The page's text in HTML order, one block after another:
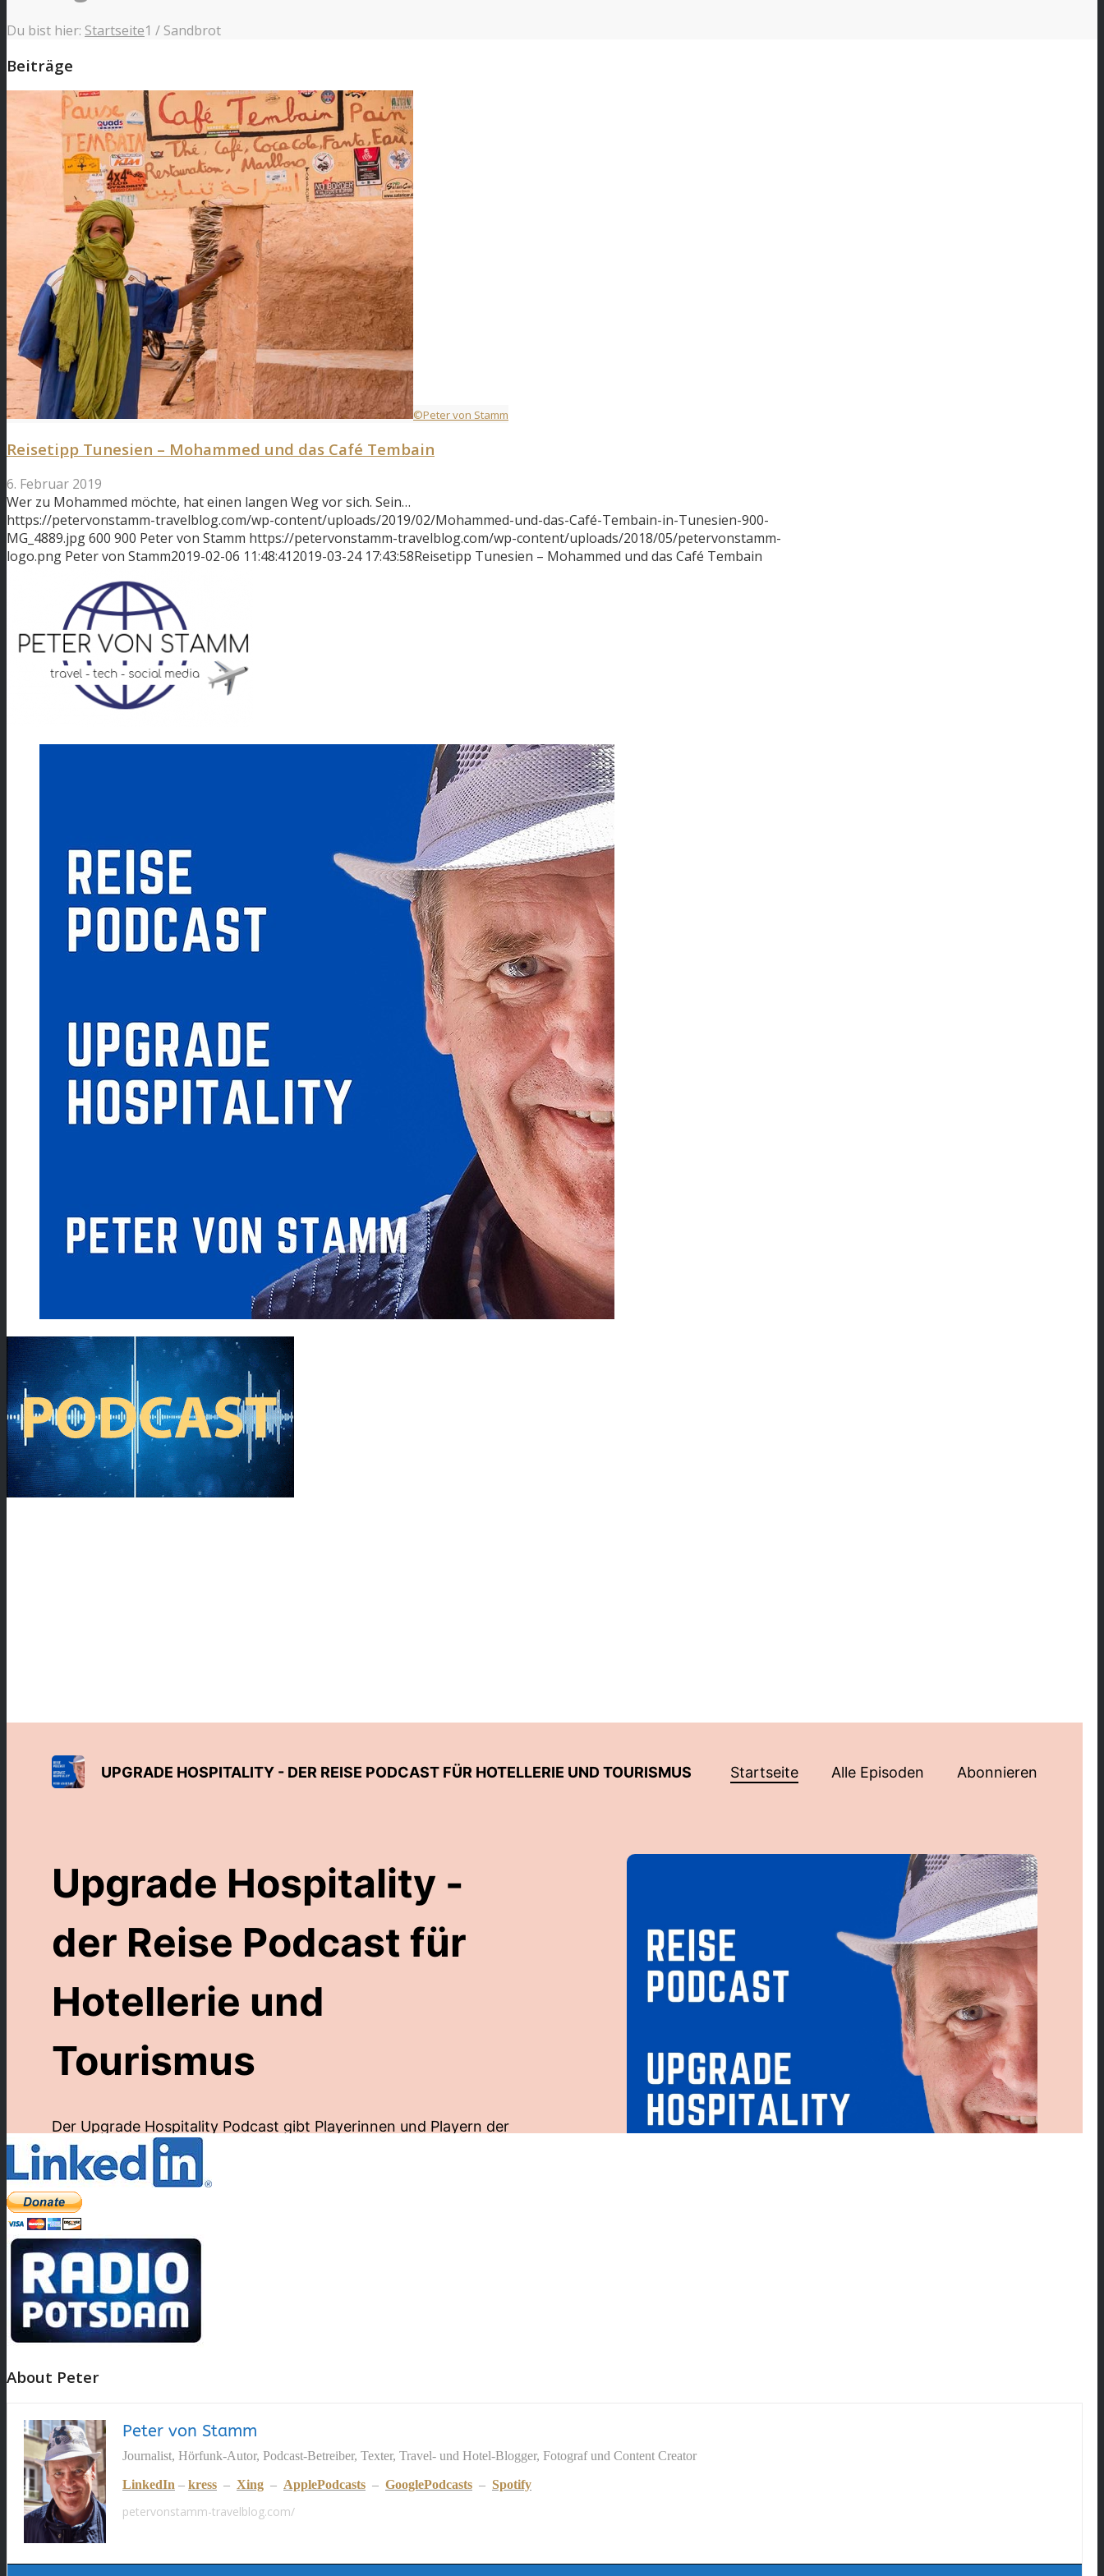
Du bist hier: Startseite1 / Sandbrot
Beiträge
©Peter von Stamm
Reisetipp Tunesien – Mohammed und das Café Tembain
6. Februar 2019
Wer zu Mohammed möchte, hat einen langen Weg vor sich. Sein…
https://petervonstamm-travelblog.com/wp-content/uploads/2019/02/Mohammed-und-das-Café-Tembain-in-Tunesien-900-
MG_4889.jpg600 900 Peter von Stamm https://petervonstamm-travelblog.com/wp-content/uploads/2018/05/petervonstamm-
logo.png Peter von Stamm2019-02-06 11:48:412019-03-24 17:43:58Reisetipp Tunesien – Mohammed und das Café Tembain
About Peter
Peter von Stamm
Journalist, Hörfunk-Autor, Podcast-Betreiber, Texter, Travel- und Hotel-Blogger, Fotograf und Content Creator
LinkedIn – kress – Xing – ApplePodcasts – GooglePodcasts – Spotify
petervonstamm-travelblog.com/